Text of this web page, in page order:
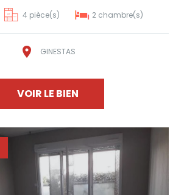
4 pièce(s) 2 chambre(s)
GINESTAS
VOIR LE BIEN